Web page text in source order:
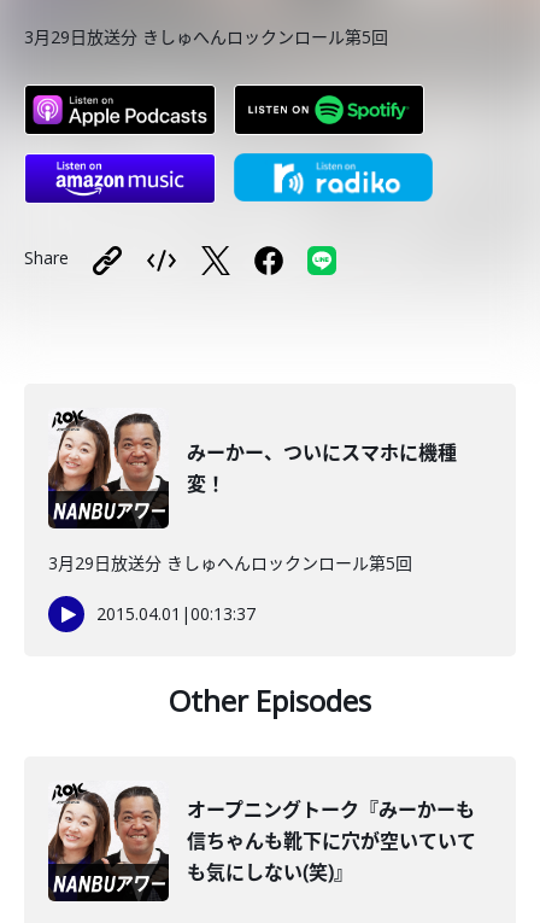
3月29日放送分 きしゅへんロックンロール第5回
Share
みーかー、ついにスマホに機種
変！
3月29日放送分 きしゅへんロックンロール第5回
2015.04.01 |00:13:37
Other Episodes
オープニングトーク『みーかーも
信ちゃんも靴下に穴が空いていて
も気にしない(笑)』